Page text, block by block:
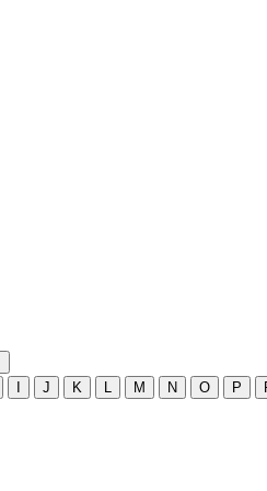
J K M N O P